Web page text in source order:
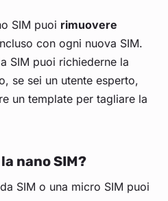
SIM puoi rimuovere
con ogni nuova SIM.
SIM puoi richiederne la
se sei un utente esperto,
un template per tagliare la
nano SIM?
SIM o una micro SIM puoi